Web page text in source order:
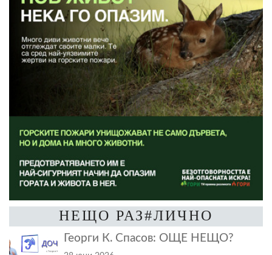
НЕЩО РАЗ#ЛИЧНО
Георги К. Спасов: ОЩЕ НЕЩО?